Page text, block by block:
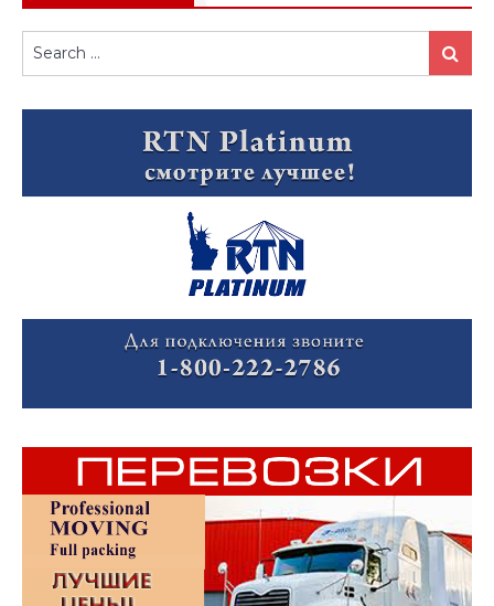
Search
for:
Search